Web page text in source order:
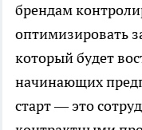
брендам
оптимизировать
который будет
начинающих
старт — это